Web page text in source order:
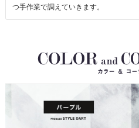
つ手作業で調えていきます。